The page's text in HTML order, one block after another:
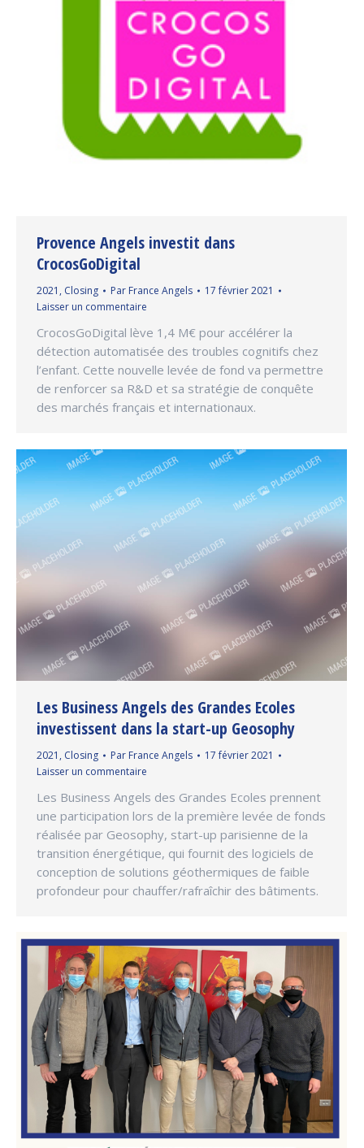
Provence Angels investit dans
CrocosGoDigital
2021 , Closing Par France Angels
17 février 2021
Laisser un commentaire
CrocosGoDigital lève 1,4 M€ pour accélérer la
détection automatisée des troubles cognitifs chez
l’enfant. Cette nouvelle levée de fond va permettre
de renforcer sa R&D et sa stratégie de conquête
des marchés français et internationaux.
Les Business Angels des Grandes Ecoles
investissent dans la start-up Geosophy
2021 , Closing Par France Angels
17 février 2021
Laisser un commentaire
Les Business Angels des Grandes Ecoles prennent
une participation lors de la première levée de fonds
réalisée par Geosophy, start-up parisienne de la
transition énergétique, qui fournit des logiciels de
conception de solutions géothermiques de faible
profondeur pour chauffer/rafraîchir des bâtiments.